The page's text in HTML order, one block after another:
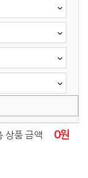
상품 금액 0원